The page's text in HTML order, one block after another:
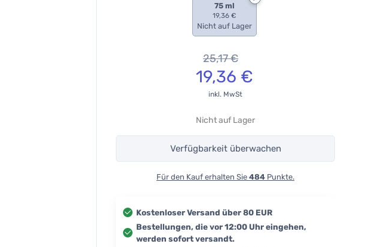
75 ml
19,36 €
Nicht auf Lager
25,17€
19,36 €
inkl. MwSt
Nicht auf Lager
Verfügbarkeit überwachen
Für den Kauf erhalten Sie 484 Punkte.
Kostenloser Versand über 80 EUR
Bestellungen, die vor 12:00 Uhr eingehen,
werden sofort versandt.